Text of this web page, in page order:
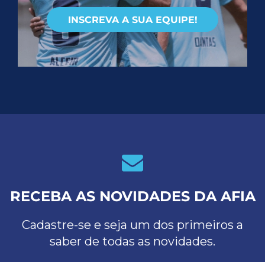
INSCREVA A SUA EQUIPE!
RECEBA AS NOVIDADES DA AFIA
Cadastre-se e seja um dos primeiros a
saber de todas as novidades.